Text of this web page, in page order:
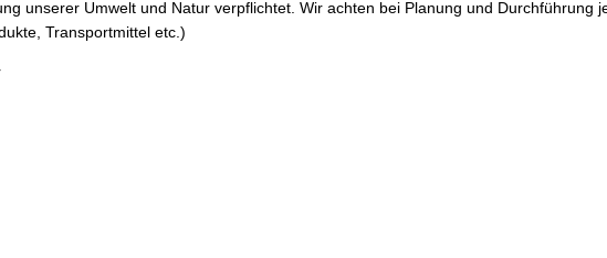
unserer Umwelt und Natur verpflichtet. Wir achten bei Planung und Durchführung
Transportmittel etc.)